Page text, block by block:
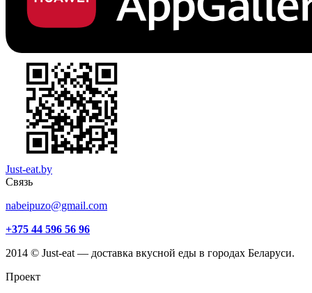
Just-eat.by
Связь
nabeipuzo@gmail.com
+375 44 596 56 96
2014 © Just-eat — доставка вкусной еды в городах Беларуси.
Проект